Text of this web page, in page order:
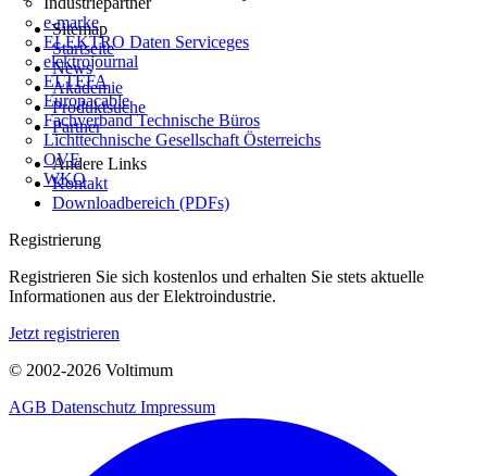
e-marke
ELEKTRO Daten Serviceges
elektrojournal
ELTEFA
Europacable
Fachverband Technische Büros
Lichttechnische Gesellschaft Österreichs
OVE
WKO
Sitemap
Startseite
News
Akademie
Produktsuche
Partner
Andere Links
Kontakt
Downloadbereich (PDFs)
Registrierung
Registrieren Sie sich kostenlos und erhalten Sie stets aktuelle
Informationen aus der Elektroindustrie.
Jetzt registrieren
© 2002-2026 Voltimum
AGB Datenschutz Impressum